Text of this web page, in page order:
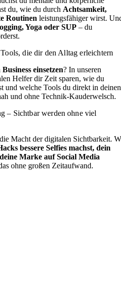
du, wie du durch Achtsamkeit,
Routinen leistungsfähiger wirst.
Yoga oder SUP – du
die dir den Alltag erleichtern
einsetzen? In unseren
Helfer dir Zeit sparen, wie du
und welche Tools du direkt in deinen
und ohne Technik-Kauderwelsch.
– Sichtbar werden ohne viel
Macht der digitalen Sichtbarkeit.
bessere Selfies machst, dein
Marke auf Social Media
ohne großen Zeitaufwand.